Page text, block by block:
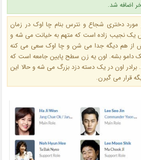
اضافه شد.
مورد دختری شجاع و نترس بنام چا اوک در زمان
یک نجیب زاده است که متهم به خیانت می شه و
از هم دیگه جدا می شن و چا اوک سعی می کنه
دامو بشه. اون یه زن سطح پایین جامعه است که
اون در یک دسته دزد بزرگ می شه و حالا این
قرار می گیرن.